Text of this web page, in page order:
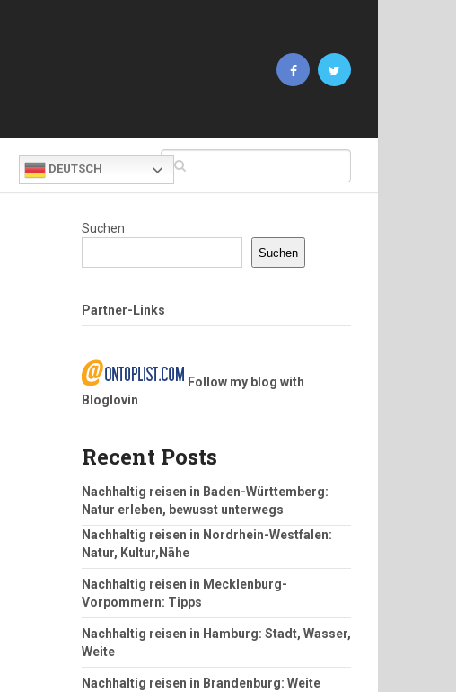
DEUTSCH
Suchen
Suchen
Partner-Links
Follow my blog with
Bloglovin
Recent Posts
Nachhaltig reisen in Baden-Württemberg:
Natur erleben, bewusst unterwegs
Nachhaltig reisen in Nordrhein-Westfalen:
Natur, Kultur,Nähe
Nachhaltig reisen in Mecklenburg-
Vorpommern: Tipps
Nachhaltig reisen in Hamburg: Stadt, Wasser,
Weite
Nachhaltig reisen in Brandenburg: Weite